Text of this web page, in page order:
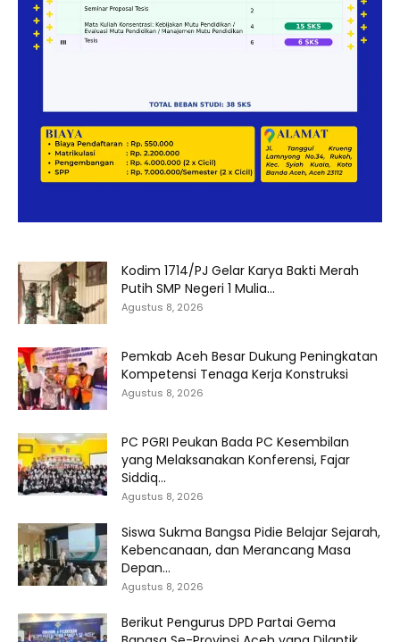
Kodim 1714/PJ Gelar Karya Bakti Merah
Putih SMP Negeri 1 Mulia...
Agustus 8, 2026
Pemkab Aceh Besar Dukung Peningkatan
Kompetensi Tenaga Kerja Konstruksi
Agustus 8, 2026
PC PGRI Peukan Bada PC Kesembilan
yang Melaksanakan Konferensi, Fajar
Siddiq...
Agustus 8, 2026
Siswa Sukma Bangsa Pidie Belajar Sejarah,
Kebencanaan, dan Merancang Masa
Depan...
Agustus 8, 2026
Berikut Pengurus DPD Partai Gema